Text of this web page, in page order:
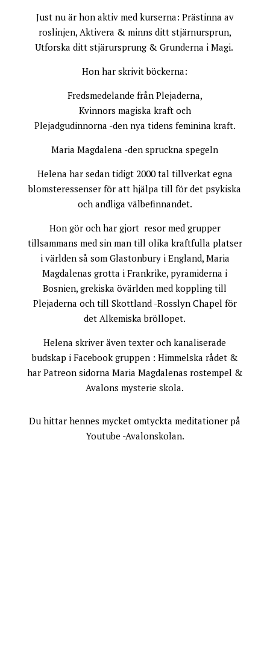
Just nu är hon aktiv med kurserna: Prästinna av
roslinjen, Aktivera & minns ditt stjärnursprun,
Utforska ditt stjärursprung & Grunderna i Magi.
Hon har skrivit böckerna:
Fredsmedelande från Plejaderna,
Kvinnors magiska kraft och
Plejadgudinnorna -den nya tidens feminina kraft.
Maria Magdalena -den spruckna spegeln
Helena har sedan tidigt 2000 tal tillverkat egna
blomsteressenser för att hjälpa till för det psykiska
och andliga välbefinnandet.
Hon gör och har gjort resor med grupper
tillsammans med sin man till olika kraftfulla platser
i världen så som Glastonbury i England, Maria
Magdalenas grotta i Frankrike, pyramiderna i
Bosnien, grekiska övärlden med koppling till
Plejaderna och till Skottland -Rosslyn Chapel för
det Alkemiska bröllopet.
Helena skriver även texter och kanaliserade
budskap i Facebook gruppen : Himmelska rådet &
har Patreon sidorna Maria Magdalenas rostempel &
Avalons mysterie skola.
Du hittar hennes mycket omtyckta meditationer på
Youtube -Avalonskolan.